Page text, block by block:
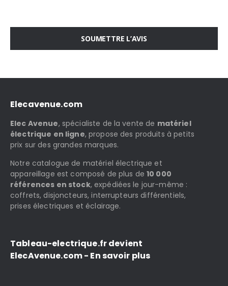
SOUMETTRE L’AVIS
Elecavenue.com
Elec Avenue, spécialiste de la vente de matériel
électrique en ligne, propose des produits à petits
prix sur des grandes marques.
Notre catalogue de matériel électrique et
appareillage est composé de plus de10 000
références en stock, expédiées le jour-même :
coffrets, disjoncteurs, interrupteurs différentiels,
prises électriques et éclairage.
Tableau-electrique.fr devient
ElecAvenue.com - En savoir plus